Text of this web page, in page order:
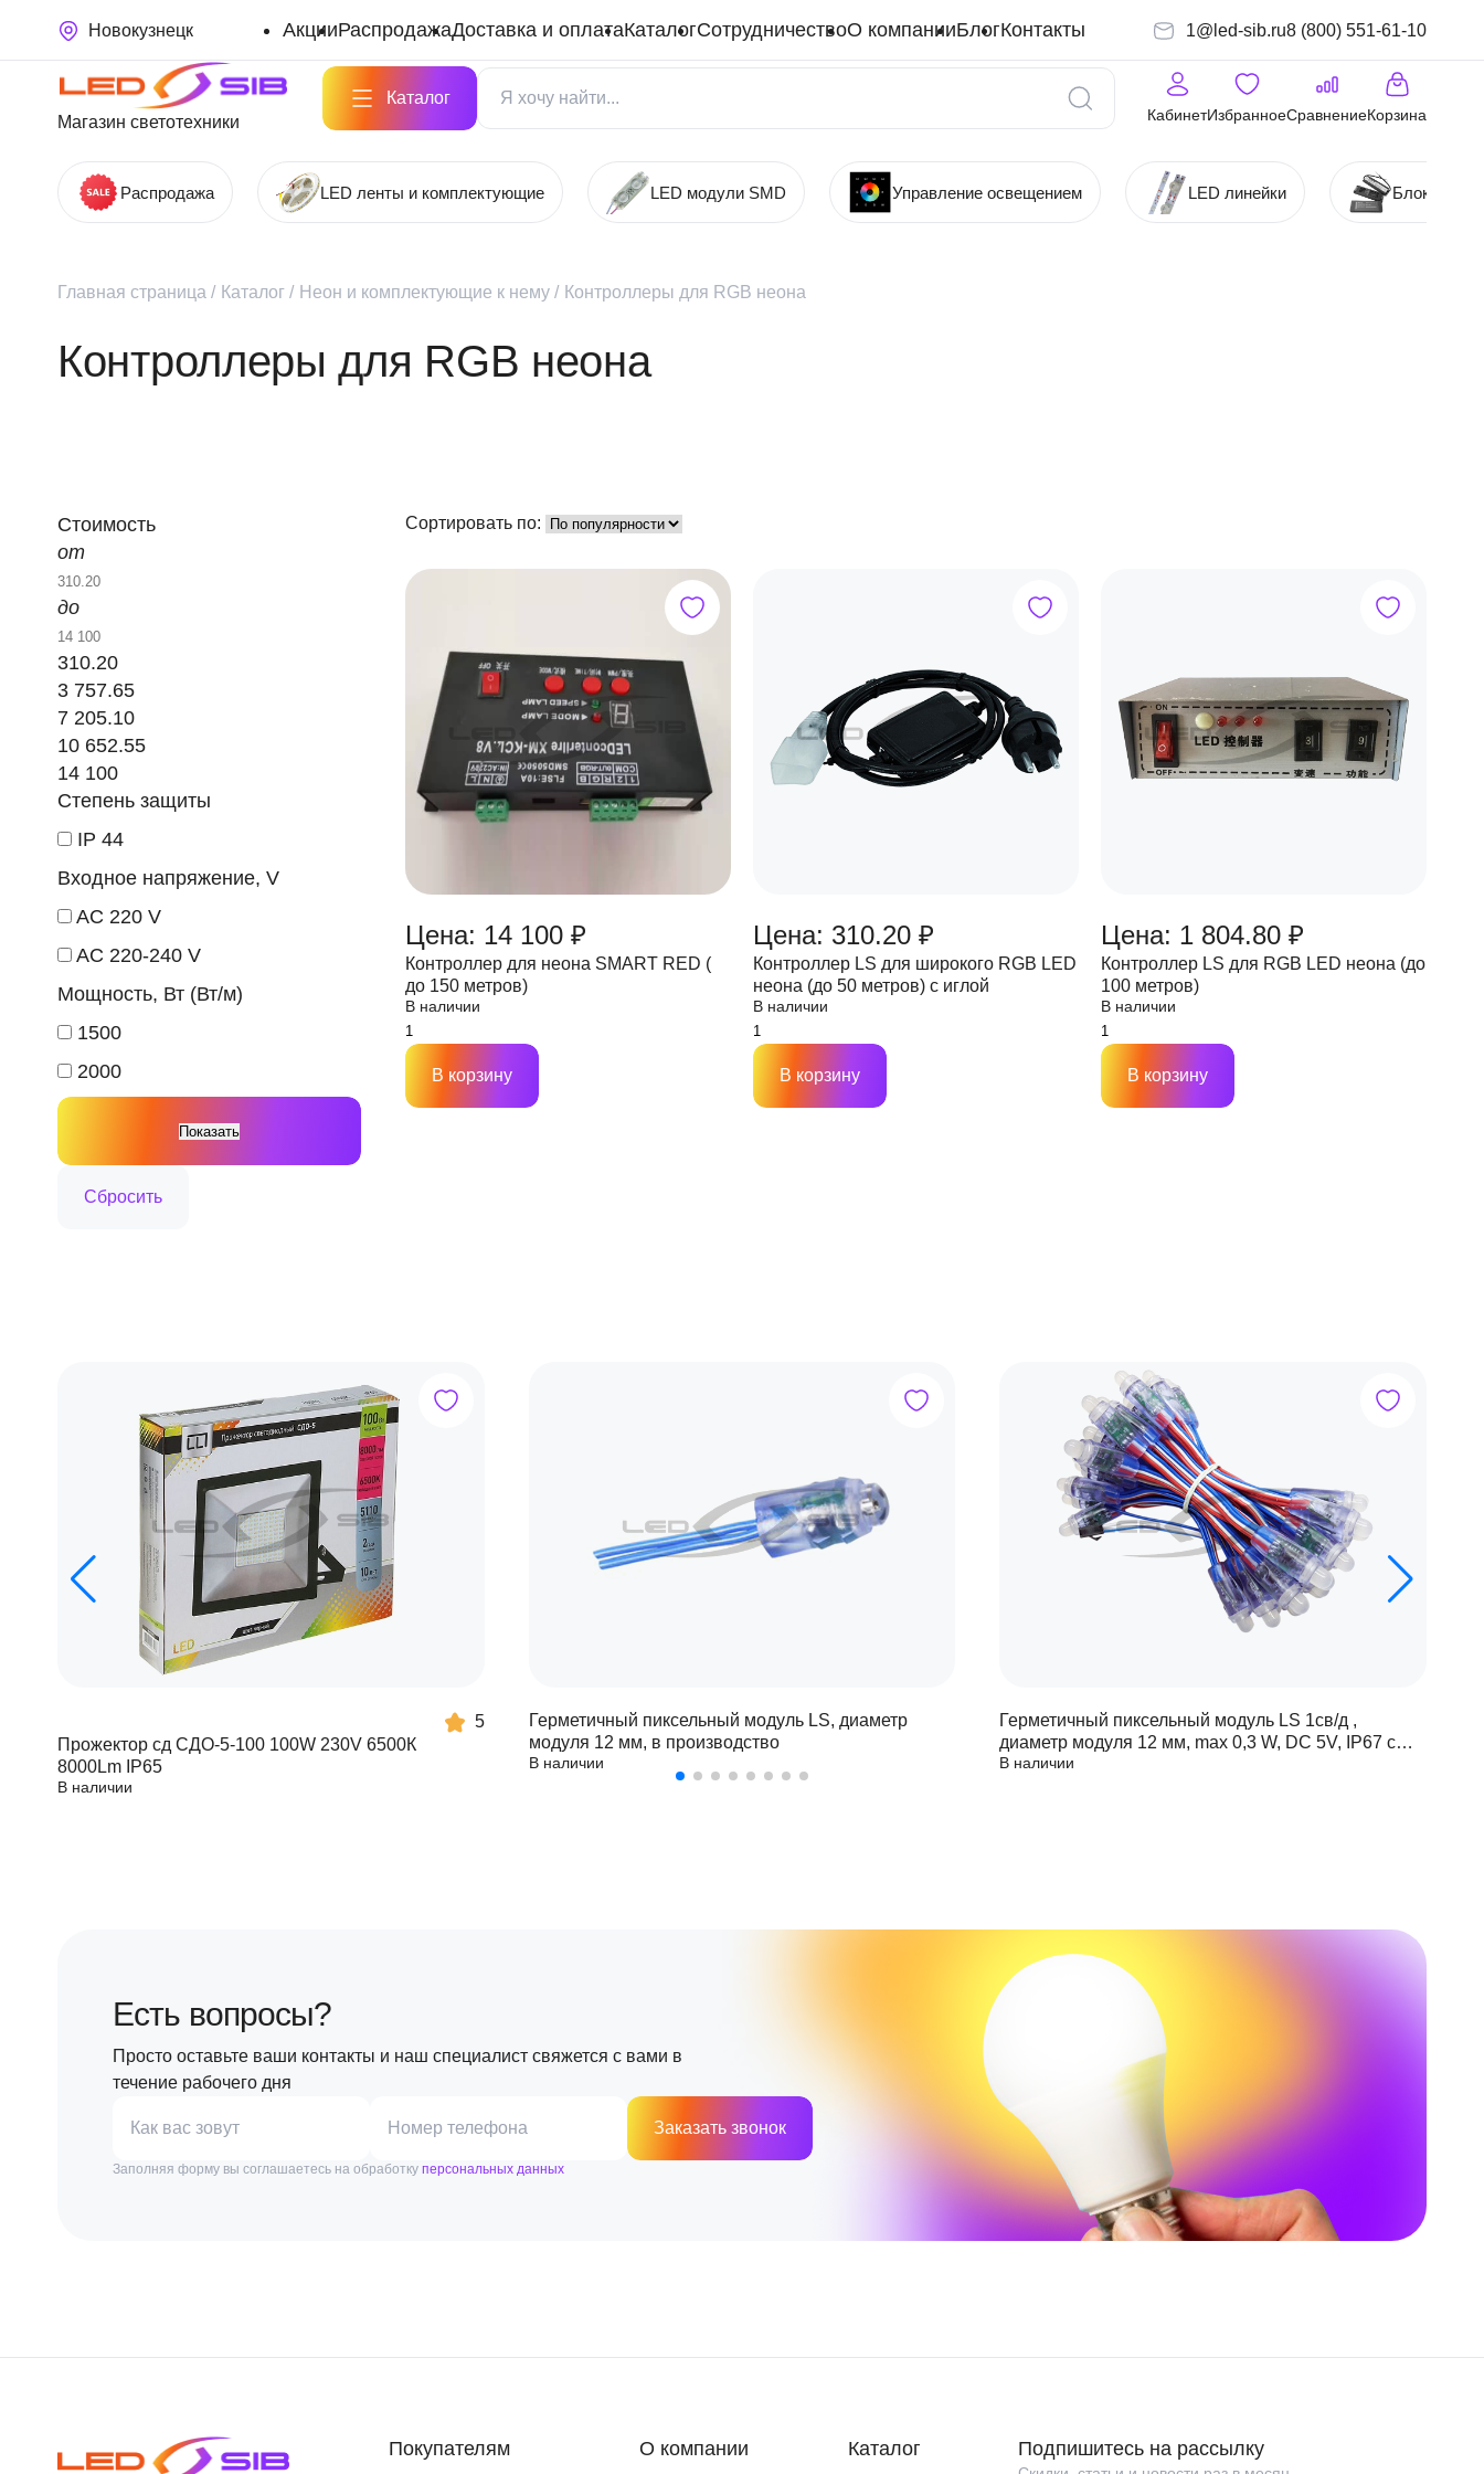
Новокузнецк АкцииРаспродажаДоставка и оплатаКаталогСотрудничествоО компанииБлогКонтакты 1@led-sib.ru8 (800) 551-61-10
Магазин светотехники
Каталог
КабинетИзбранноеСравнениеКорзина
Распродажа LED ленты и комплектующие LED модули SMD Управление освещением LED линейки Блоки
Главная страница / Каталог / Неон и комплектующие к нему / Контроллеры для RGB неона
Контроллеры для RGB неона
Стоимость
от
до
310.20
3 757.65
7 205.10
10 652.55
14 100
Степень защиты
IP 44
Входное напряжение, V
AC 220 V
AC 220-240 V
Мощность, Вт (Вт/м)
1500
2000
Сортировать по:
Цена: 14 100 ₽
Контроллер для неона SMART RED (
до 150 метров)
В наличии
В корзину
Цена: 310.20 ₽
Контроллер LS для широкого RGB LED
неона (до 50 метров) с иглой
В наличии
В корзину
Цена: 1 804.80 ₽
Контроллер LS для RGB LED неона (до
100 метров)
В наличии
В корзину
5
Прожектор сд СДО-5-100 100W 230V 6500К
8000Lm IP65
В наличии
Герметичный пиксельный модуль LS, диаметр
модуля 12 мм, в производство
В наличии
Герметичный пиксельный модуль LS 1св/д ,
диаметр модуля 12 мм, max 0,3 W, DC 5V, IP67 с
чипом 6803
В наличии
Есть вопросы?
Просто оставьте ваши контакты и наш специалист свяжется с вами в
течение рабочего дня
Как вас зовут Номер телефона Заказать звонок
Заполняя форму вы соглашаетесь на обработку персональных данных
Покупателям О компании Каталог Подпишитесь на рассылку